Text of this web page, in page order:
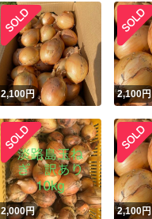
2,100円 2,100円
2,000円 2,100円